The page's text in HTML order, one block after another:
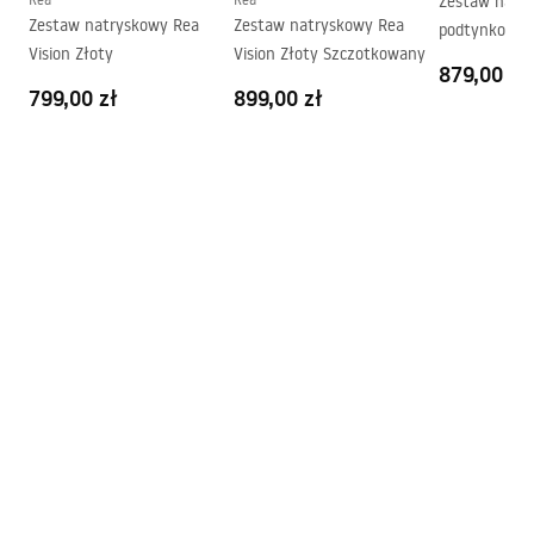
Zestaw natryskowy Rea
Vision Złoty
799,00 zł
Zestaw natryskowy Rea
Vision Złoty Szczotkowany
899,00 zł
podtynkowy
879,00 zł